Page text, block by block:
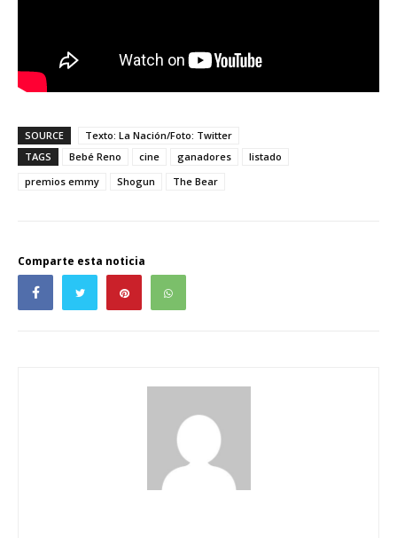
SOURCE
Texto: La Nación/Foto: Twitter
TAGS
Bebé Reno cine ganadores
listado
premios emmy
Shogun The Bear
Comparte esta noticia